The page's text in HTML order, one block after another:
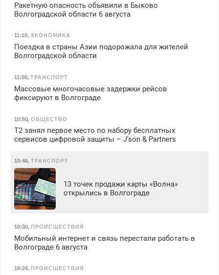
Ракетную опасность объявили в Быково
Волгоградской области 6 августа
11:10, ЭКОНОМИКА
Поездка в страны Азии подорожала для жителей
Волгоградской области
11:00, ТРАНСПОРТ
Массовые многочасовые задержки рейсов
фиксируют в Волгограде
10:50, ОБЩЕСТВО
Т2 занял первое место по набору бесплатных
сервисов цифровой защиты – J'son & Partners
10:46, ТРАНСПОРТ
13 точек продажи карты «Волна»
открылись в Волгограде
10:30, ПРОИСШЕСТВИЯ
Мобильный интернет и связь перестали работать в
Волгограде 6 августа
10:24, ПРОИСШЕСТВИЯ